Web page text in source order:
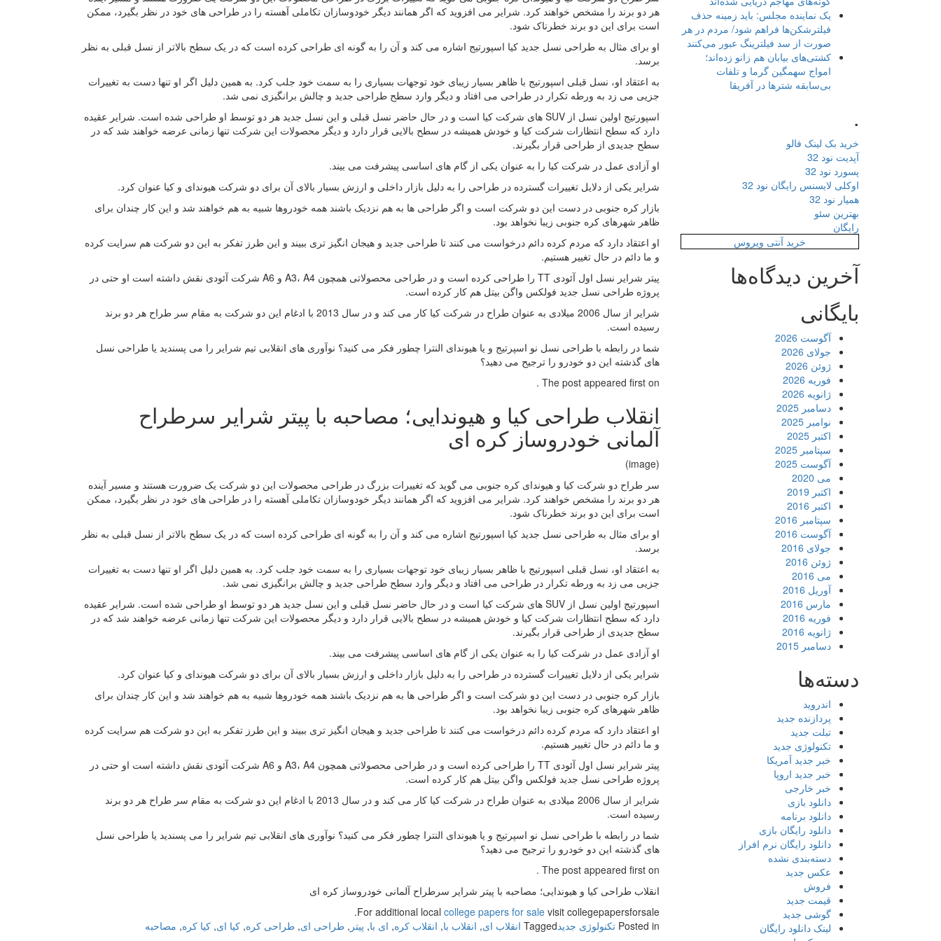
هر دو برند را مشخص خواهند کرد. شرایر می افزوید که اگر همانند دیگر خودوسازان تکاملی آهسته را در طراحی های خود در نظر بگیرد، ممکن
است برای این دو برند خطرناک شود.
او برای مثال به طراحی نسل جدید کیا اسپورتیج اشاره می کند و آن را به گونه ای طراحی کرده است که در یک سطح بالاتر از نسل قبلی به نظر
برسد.
به اعتقاد او، نسل قبلی اسپورتیج با ظاهر بسیار زیبای خود توجهات بسیاری را به سمت خود جلب کرد. به همین دلیل اگر او تنها دست به تغییرات
جزیی می زد به ورطه تکرار در طراحی می افتاد و دیگر وارد سطح طراحی جدید و چالش برانگیزی نمی شد.
اسپورتیج اولین نسل از SUV های شرکت کیا است و در حال حاضر نسل قبلی و این نسل جدید هر دو توسط او طراحی شده است. شرایر عقیده
دارد که سطح انتظارات شرکت کیا و خودش همیشه در سطح بالایی قرار دارد و دیگر محصولات این شرکت تنها زمانی عرضه خواهند شد که در
سطح جدیدی از طراحی قرار بگیرند.
او آزادی عمل در شرکت کیا را به عنوان یکی از گام های اساسی پیشرفت می بیند.
شرایر یکی از دلایل تغییرات گسترده در طراحی را به دلیل بازار داخلی و ارزش بسیار بالای آن برای دو شرکت هیوندای و کیا عنوان کرد.
بازار کره جنوبی در دست این دو شرکت است و اگر طراحی ها به هم نزدیک باشند همه خودروها شبیه به هم خواهند شد و این کار چندان برای
ظاهر شهرهای کره جنوبی زیبا نخواهد بود.
او اعتقاد دارد که مردم کرده دائم درخواست می کنند تا طراحی جدید و هیجان انگیز تری ببیند و این طرز تفکر به این دو شرکت هم سرایت کرده
و ما دائم در حال تغییر هستیم.
پیتر شرایر نسل اول آئودی TT را طراحی کرده است و در طراحی محصولاتی همچون A3، A4 و A6 شرکت آئودی نقش داشته است او حتی در
پروژه طراحی نسل جدید فولکس واگن بیتل هم کار کرده است.
شرایر از سال 2006 میلادی به عنوان طراح در شرکت کیا کار می کند و در سال 2013 با ادغام این دو شرکت به مقام سر طراح هر دو برند
رسیده است.
شما در رابطه با طراحی نسل نو اسپرتیج و یا هیوندای النترا چطور فکر می کنید؟ نوآوری های انقلابی تیم شرایر را می پسندید یا طراحی نسل
های گذشته این دو خودرو را ترجیح می دهید؟
The post appeared first on .
انقلاب طراحی کیا و هیوندایی؛ مصاحبه با پیتر شرایر سرطراح
آلمانی خودروساز کره ای
(image)
سر طراح دو شرکت کیا و هیوندای کره جنوبی می گوید که تغییرات بزرگ در طراحی محصولات این دو شرکت یک ضرورت هستند و مسیر آینده
هر دو برند را مشخص خواهند کرد. شرایر می افزوید که اگر همانند دیگر خودوسازان تکاملی آهسته را در طراحی های خود در نظر بگیرد، ممکن
است برای این دو برند خطرناک شود.
او برای مثال به طراحی نسل جدید کیا اسپورتیج اشاره می کند و آن را به گونه ای طراحی کرده است که در یک سطح بالاتر از نسل قبلی به نظر
برسد.
به اعتقاد او، نسل قبلی اسپورتیج با ظاهر بسیار زیبای خود توجهات بسیاری را به سمت خود جلب کرد. به همین دلیل اگر او تنها دست به تغییرات
جزیی می زد به ورطه تکرار در طراحی می افتاد و دیگر وارد سطح طراحی جدید و چالش برانگیزی نمی شد.
اسپورتیج اولین نسل از SUV های شرکت کیا است و در حال حاضر نسل قبلی و این نسل جدید هر دو توسط او طراحی شده است. شرایر عقیده
دارد که سطح انتظارات شرکت کیا و خودش همیشه در سطح بالایی قرار دارد و دیگر محصولات این شرکت تنها زمانی عرضه خواهند شد که در
سطح جدیدی از طراحی قرار بگیرند.
او آزادی عمل در شرکت کیا را به عنوان یکی از گام های اساسی پیشرفت می بیند.
شرایر یکی از دلایل تغییرات گسترده در طراحی را به دلیل بازار داخلی و ارزش بسیار بالای آن برای دو شرکت هیوندای و کیا عنوان کرد.
بازار کره جنوبی در دست این دو شرکت است و اگر طراحی ها به هم نزدیک باشند همه خودروها شبیه به هم خواهند شد و این کار چندان برای
ظاهر شهرهای کره جنوبی زیبا نخواهد بود.
او اعتقاد دارد که مردم کرده دائم درخواست می کنند تا طراحی جدید و هیجان انگیز تری ببیند و این طرز تفکر به این دو شرکت هم سرایت کرده
و ما دائم در حال تغییر هستیم.
پیتر شرایر نسل اول آئودی TT را طراحی کرده است و در طراحی محصولاتی همچون A3، A4 و A6 شرکت آئودی نقش داشته است او حتی در
پروژه طراحی نسل جدید فولکس واگن بیتل هم کار کرده است.
شرایر از سال 2006 میلادی به عنوان طراح در شرکت کیا کار می کند و در سال 2013 با ادغام این دو شرکت به مقام سر طراح هر دو برند
رسیده است.
شما در رابطه با طراحی نسل نو اسپرتیج و یا هیوندای النترا چطور فکر می کنید؟ نوآوری های انقلابی تیم شرایر را می پسندید یا طراحی نسل
های گذشته این دو خودرو را ترجیح می دهید؟
The post appeared first on .
انقلاب طراحی کیا و هیوندایی؛ مصاحبه با پیتر شرایر سرطراح آلمانی خودروساز کره ای
For additional local college papers for sale visit collegepapersforsale.
Posted in تکنولوژی جدیدTagged انقلاب ای, انقلاب با, انقلاب کره, ای با, پیتر , طراحی ای, طراحی کره, کیا ای, کیا کره, مصاحبه
یک نماینده مجلس: باید زمینه حذف
فیلترشکن‌ها فراهم شود/ مردم در هر
صورت از سد فیلترینگ عبور می‌کنند
کشتی‌های بیابان هم زانو زده‌اند؛
امواج سهمگین گرما و تلفات
بی‌سابقه شترها در آفریقا
.
خرید بک لینک فالو
آپدیت نود 32
پسورد نود 32
اوکلی لایسنس رایگان نود 32
همیار نود 32
بهترین سئو
رایگان
خرید آنتی ویروس
آخرین دیدگاه‌ها
بایگانی
آگوست 2026
جولای 2026
ژوئن 2026
فوریه 2026
ژانویه 2026
دسامبر 2025
نوامبر 2025
اکتبر 2025
سپتامبر 2025
آگوست 2025
می 2020
اکتبر 2019
اکتبر 2016
سپتامبر 2016
آگوست 2016
جولای 2016
ژوئن 2016
می 2016
آوریل 2016
مارس 2016
فوریه 2016
ژانویه 2016
دسامبر 2015
دسته‌ها
اندروید
پردازنده جدید
تبلت جدید
تکنولوژی جدید
خبر جدید آمریکا
خبر جدید اروپا
خبر خارجی
دانلود بازی
دانلود برنامه
دانلود رایگان بازی
دانلود رایگان نرم افراز
دسته‌بندی نشده
عکس جدید
فروش
قیمت جدید
گوشی جدید
لینک دانلود رایگان